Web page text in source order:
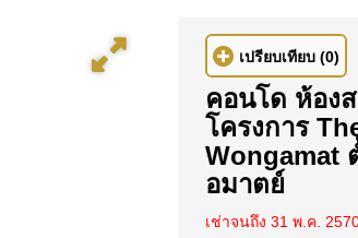
เปรียบเทียบ (0)
คอนโด ห้อง
โครงการ
Wongamat
อมาตย์
เช่าจนถึง 31 พ.ค.